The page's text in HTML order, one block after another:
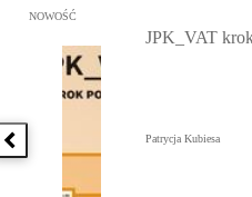
Poprzednia książka
Przejdź do: JPK_VAT krok po
NOWOŚĆ
JPK_VAT
Patrycja Kubiesa